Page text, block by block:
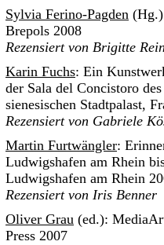
Sylvia Ferino-Pagden
Brepols 2008
Rezensiert von Brigitte
Karin Fuchs: Ein
der Sala del Concistoro
sienesischen Stadtpalast,
Rezensiert von Gabriele
Martin Furtwängler:
Ludwigshafen am Rhein
Ludwigshafen am Rhein
Rezensiert von Iris Benner
Oliver Grau (ed.):
Press 2007